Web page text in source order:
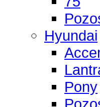
Hyundai
Pony